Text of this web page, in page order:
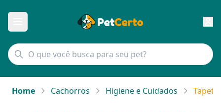
Home Cachorros Higiene e Cuidados